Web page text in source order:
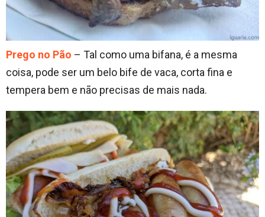
Prego no Pão – Tal como uma bifana, é a mesma
coisa, pode ser um belo bife de vaca, corta fina e
tempera bem e não precisas de mais nada.